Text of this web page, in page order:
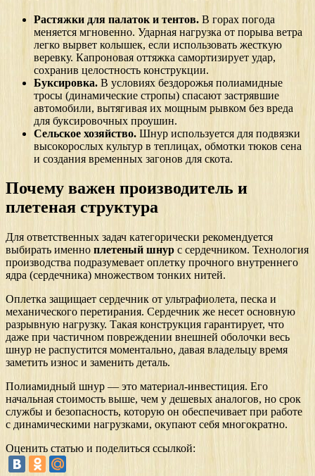
Растяжки для палаток и тентов. В горах погода
меняется мгновенно. Ударная нагрузка от порыва ветра
легко вырвет колышек, если использовать жесткую
веревку. Капроновая оттяжка самортизирует удар,
сохранив целостность конструкции.
Буксировка. В условиях бездорожья полиамидные
тросы (динамические стропы) спасают застрявшие
автомобили, вытягивая их мощным рывком без вреда
для буксировочных проушин.
Сельское хозяйство. Шнур используется для подвязки
высокорослых культур в теплицах, обмотки тюков сена
и создания временных загонов для скота.
Почему важен производитель и
плетеная структура
Для ответственных задач категорически рекомендуется
выбирать именно плетеный шнур с сердечником. Технология
производства подразумевает оплетку прочного внутреннего
ядра (сердечника) множеством тонких нитей.
Оплетка защищает сердечник от ультрафиолета, песка и
механического перетирания. Сердечник же несет основную
разрывную нагрузку. Такая конструкция гарантирует, что
даже при частичном повреждении внешней оболочки весь
шнур не распустится моментально, давая владельцу время
заметить износ и заменить деталь.
Полиамидный шнур — это материал-инвестиция. Его
начальная стоимость выше, чем у дешевых аналогов, но срок
службы и безопасность, которую он обеспечивает при работе
с динамическими нагрузками, окупают себя многократно.
Оценить статью и поделиться ссылкой: